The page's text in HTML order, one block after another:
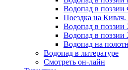
Водопад в
Поездка на
Водопад в
Водопад в
Водопад на
Водопад в литературе
Смотреть он-лайн